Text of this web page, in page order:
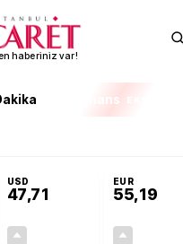
haberiniz var!
Finans
USD
47,71
EUR
55,19